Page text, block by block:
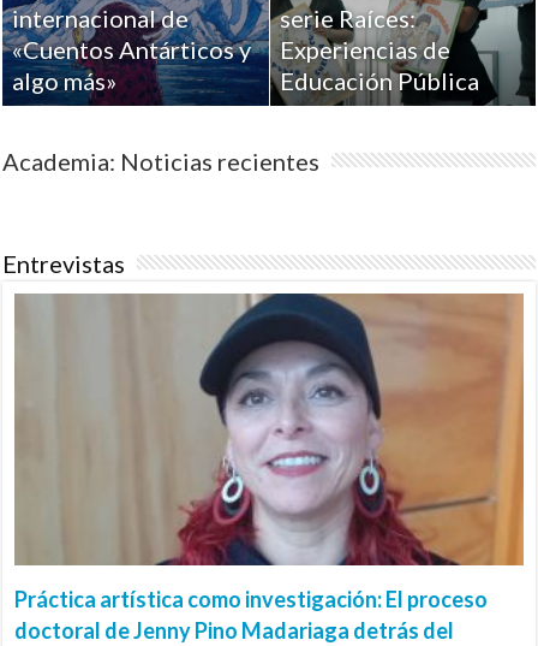
internacional de
«Cuentos Antárticos y
algo más»
serie Raíces:
Experiencias de
Educación Pública
Academia: Noticias recientes
Entrevistas
Práctica artística como investigación: El proceso
doctoral de Jenny Pino Madariaga detrás del